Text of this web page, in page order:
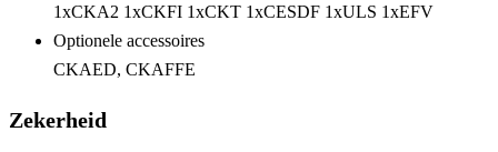
1xCKA2 1xCKFI 1xCKT 1xCESDF 1xULS 1xEFV
Optionele accessoires
CKAED, CKAFFE
Zekerheid